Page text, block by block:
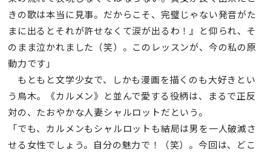
きの歌は本当に見事。だからこそ、完璧じゃない発音がた
まに出るとそれが許せなくて涙が出るわ！』と仰られ、そ
のまま泣かれました（笑）。このレッスンが、今の私の原
動力です」
もともと文学少女で、しかも漫画を描くのも大好きとい
う鳥木。《カルメン》と並んで愛する役柄は、まるで正反
対の、たおやかな人妻シャルロットだという。
「でも、カルメンもシャルロットも結局は男を一人破滅さ
せる女性でしょう。自分の魅力で！（笑）。今回は、どこ